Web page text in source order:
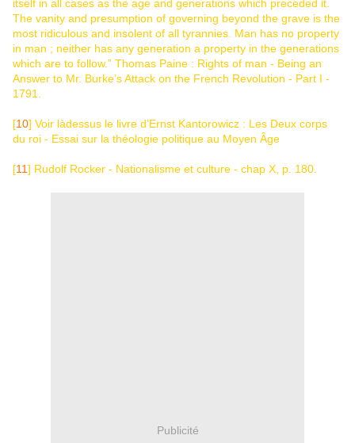
itself in all cases as the age and generations which preceded it.
The vanity and presumption of governing beyond the grave is the
most ridiculous and insolent of all tyrannies. Man has no property
in man ; neither has any generation a property in the generations
which are to follow.” Thomas Paine : Rights of man - Being an
Answer to Mr. Burke’s Attack on the French Revolution - Part I -
1791.
[10] Voir làdessus le livre d’Ernst Kantorowicz : Les Deux corps
du roi - Essai sur la théologie politique au Moyen Âge
[11] Rudolf Rocker - Nationalisme et culture - chap X, p. 180.
Publicité